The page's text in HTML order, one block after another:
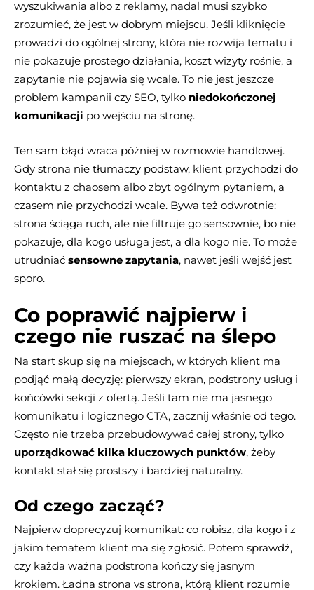
wyszukiwania albo z reklamy, nadal musi szybko
zrozumieć, że jest w dobrym miejscu. Jeśli kliknięcie
prowadzi do ogólnej strony, która nie rozwija tematu i
nie pokazuje prostego działania, koszt wizyty rośnie, a
zapytanie nie pojawia się wcale. To nie jest jeszcze
problem kampanii czy SEO, tylko niedokończonej
komunikacji po wejściu na stronę.
Ten sam błąd wraca później w rozmowie handlowej.
Gdy strona nie tłumaczy podstaw, klient przychodzi do
kontaktu z chaosem albo zbyt ogólnym pytaniem, a
czasem nie przychodzi wcale. Bywa też odwrotnie:
strona ściąga ruch, ale nie filtruje go sensownie, bo nie
pokazuje, dla kogo usługa jest, a dla kogo nie. To może
utrudniać sensowne zapytania, nawet jeśli wejść jest
sporo.
Co poprawić najpierw i
czego nie ruszać na ślepo
Na start skup się na miejscach, w których klient ma
podjąć małą decyzję: pierwszy ekran, podstrony usług i
końcówki sekcji z ofertą. Jeśli tam nie ma jasnego
komunikatu i logicznego CTA, zacznij właśnie od tego.
Często nie trzeba przebudowywać całej strony, tylko
uporządkować kilka kluczowych punktów, żeby
kontakt stał się prostszy i bardziej naturalny.
Od czego zacząć?
Najpierw doprecyzuj komunikat: co robisz, dla kogo i z
jakim tematem klient ma się zgłosić. Potem sprawdź,
czy każda ważna podstrona kończy się jasnym
krokiem. Ładna strona vs strona, którą klient rozumie